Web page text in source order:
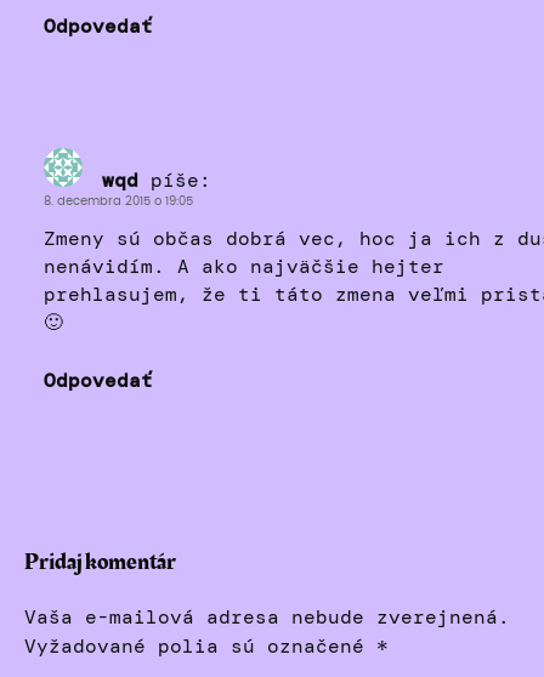
Odpovedať
wqd píše:
8. decembra 2015 o 19:05
Zmeny sú občas dobrá vec, hoc ja ich z
nenávidím. A ako najväčšie hejter
prehlasujem, že ti táto zmena veľmi
🙂
Odpovedať
Pridaj komentár
Vaša e-mailová adresa nebude zverejnená.
Vyžadované polia sú označené *